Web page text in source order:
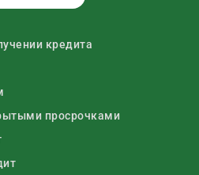
кредита
просрочками